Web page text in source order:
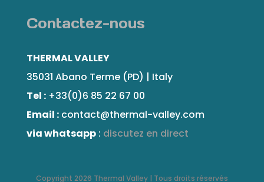
Contactez-nous
THERMAL VALLEY
35031 Abano Terme (PD) | Italy
Tel :+33(0)6 85 22 67 00
Email : contact@thermal-valley.com
via whatsapp: discutez en direct
Copyright 2026 Thermal Valley | Tous droits réservés